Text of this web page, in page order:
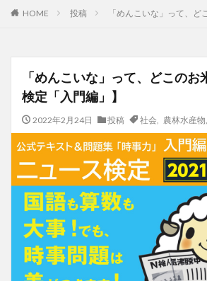
HOME 投稿 「めんこいな」って、
「めんこいな」って、どこのお
検定「入門編」】
2022年2月24日 投稿 社会, 農林水産物